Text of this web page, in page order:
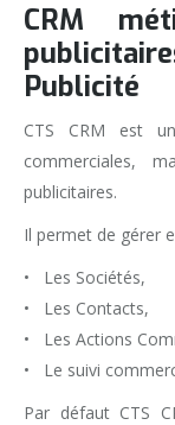
CRM
Publicité
CTS CRM est
commerciales,
publicitaires.
Il permet de gérer
• Les Sociétés,
• Les Contacts,
• Les Actions
• Le suivi
Par défaut CTS